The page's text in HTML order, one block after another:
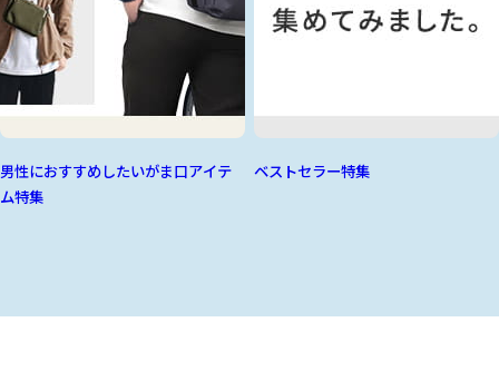
男性におすすめしたいがま口アイテ
ム特集
ベストセラー特集